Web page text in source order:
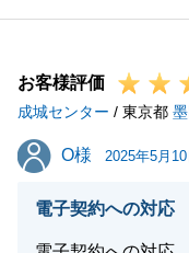
くございませんで
を提案させていた
売出当初は期間と
様の中でご不安も
弊社を信じてお任
す。
お客様評価
成城センター / 東京都
O様
O様 2025年5月10
電子契約への対応